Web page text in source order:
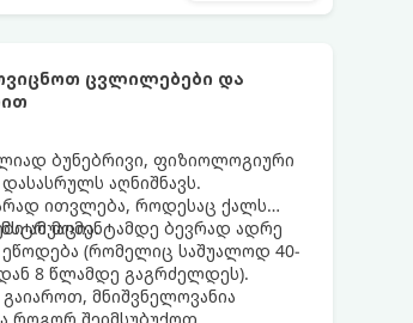
ცვლილებები და
ბუნებრივი, ფიზიოლოგიური
აღნიშნავს.
ითვლება, როდესაც ქალს
ამ მომენტამდე ბევრად ადრე
ეწოდება (რომელიც საშუალოდ 40-
8 წლამდე გაგრძელდეს).
მნიშვნელოვანია